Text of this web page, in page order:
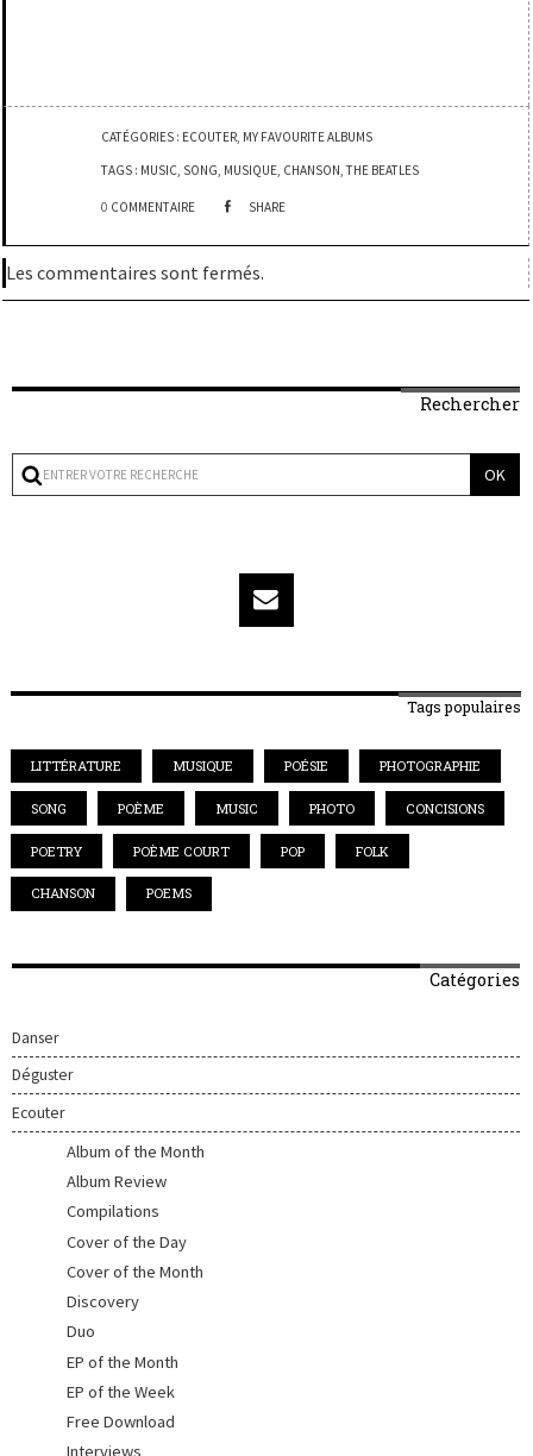
Rechercher
Tags populaires
LITTÉRATURE MUSIQUE POÉSIE PHOTOGRAPHIE
SONG POÈME MUSIC PHOTO CONCISIONS
POETRY POÈME COURT POP FOLK
CHANSON POEMS
Catégories
Danser
Déguster
Ecouter
Album of the Month
Album Review
Compilations
Cover of the Day
Cover of the Month
Discovery
Duo
EP of the Month
EP of the Week
Free Download
Interviews
CATÉGORIES : ECOUTER, MY FAVOURITE ALBUMS
TAGS : MUSIC, SONG, MUSIQUE, CHANSON,THE BEATLES
0 COMMENTAIRE SHARE
Les commentaires sont fermés.